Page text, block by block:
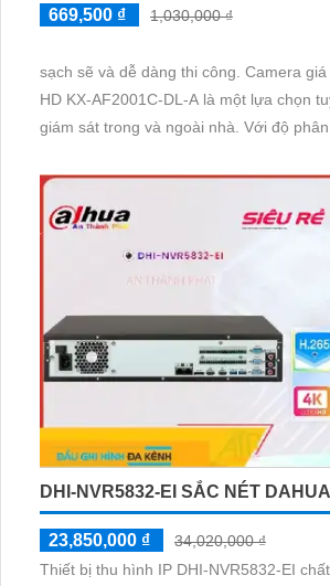
669,500 ₫ 1,030,000 ₫
sạch sẽ và dễ dàng thi công. Camera giá rẻ công nghệ
HD KX-AF2001C-DL-A là một lựa chọn
giám sát trong và ngoài nhà. Với độ phân giải 2.0 MP,
ngày
DHI-NVR5832-EI SẮC NÉT
23,850,000 ₫
34,020,000 ₫
Thiết bị thu hình IP DHI-NVR5832-EI